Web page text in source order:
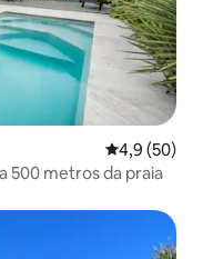
4,9 de uma
4,9 (50)
500 metros da praia